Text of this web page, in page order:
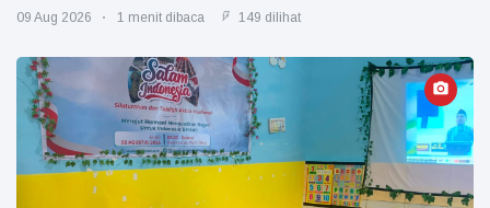
09 Aug 2026 1 menit dibaca 149 dilihat